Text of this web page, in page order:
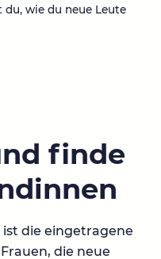
du, wie du neue Leute
finde
die eingetragene
die neue